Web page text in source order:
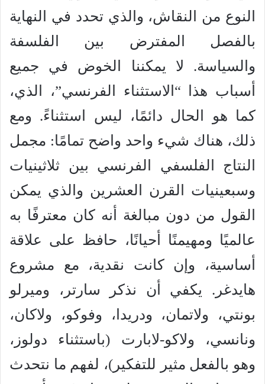
النوع من النقاش، والذي تحدد في النهاية
بالفصل المفترض بين الفلسفة
والسياسة. لا يمكننا الخوض في جميع
أسباب هذا “الاستثناء الفرنسي”، الذي،
كما هو الحال دائمًا، ليس استثناءً. ومع
ذلك، هناك شيء واحد واضح تمامًا: مجمل
النتاج الفلسفي الفرنسي بين ثلاثينيات
وسبعينيات القرن العشرين والذي يمكن
القول من دون مبالغة أنه كان معترفًا به
عالميًا ومهيمنًا أحيانًا، حافظ على علاقة
أساسية، وإن كانت نقدية، مع مشروع
هايدغر. يكفي أن نذكر سارتر، وميرلو
بونتي، ولاتمان، ودريدا، وفوكو، ولاكان،
ونانسي، ولاكو-لابارت (باستثناء دولوز،
وهو بالفعل مثير للتفكير)، لفهم ما نتحدث